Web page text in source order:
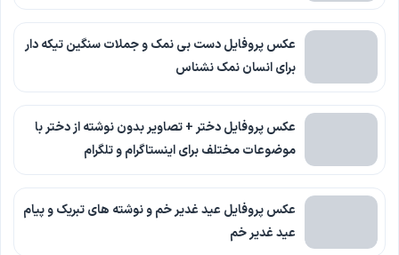
عکس پروفایل دست بی نمک و جملات سنگین تیکه دار
برای انسان نمک نشناس
عکس پروفایل دختر + تصاویر بدون نوشته از دختر با
موضوعات مختلف برای اینستاگرام و تلگرام
عکس پروفایل عید غدیر خم و نوشته های تبریک و پیام
عید غدیر خم